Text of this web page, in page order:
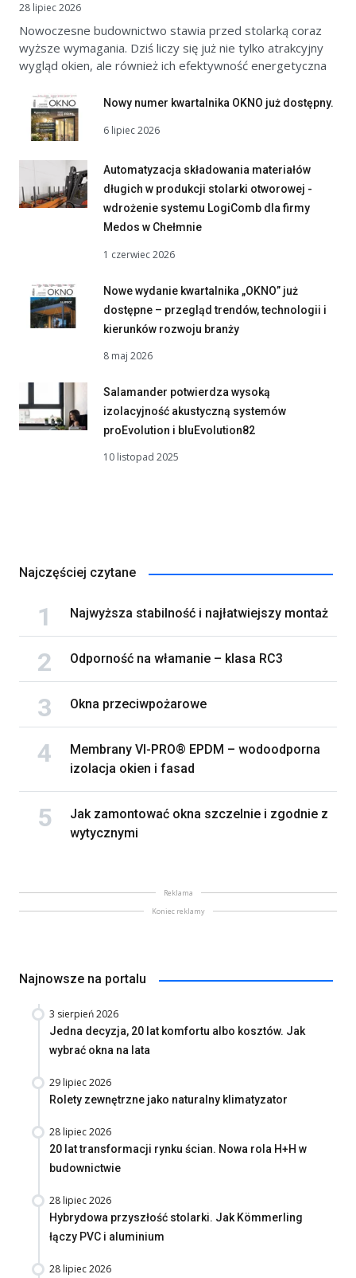
28 lipiec 2026
Nowoczesne budownictwo stawia przed stolarką coraz
wyższe wymagania. Dziś liczy się już nie tylko atrakcyjny
wygląd okien, ale również ich efektywność energetyczna
Nowy numer kwartalnika OKNO już dostępny.
6 lipiec 2026
Automatyzacja składowania materiałów
długich w produkcji stolarki otworowej -
wdrożenie systemu LogiComb dla firmy
Medos w Chełmnie
1 czerwiec 2026
Nowe wydanie kwartalnika „OKNO” już
dostępne – przegląd trendów, technologii i
kierunków rozwoju branży
8 maj 2026
Salamander potwierdza wysoką
izolacyjność akustyczną systemów
proEvolution i bluEvolution82
10 listopad 2025
Najczęściej czytane
Najwyższa stabilność i najłatwiejszy montaż
Odporność na włamanie – klasa RC3
Okna przeciwpożarowe
Membrany VI-PRO® EPDM – wodoodporna
izolacja okien i fasad
Jak zamontować okna szczelnie i zgodnie z
wytycznymi
Reklama
Koniec reklamy
Najnowsze na portalu
3 sierpień 2026
Jedna decyzja, 20 lat komfortu albo kosztów. Jak
wybrać okna na lata
29 lipiec 2026
Rolety zewnętrzne jako naturalny klimatyzator
28 lipiec 2026
20 lat transformacji rynku ścian. Nowa rola H+H w
budownictwie
28 lipiec 2026
Hybrydowa przyszłość stolarki. Jak Kömmerling
łączy PVC i aluminium
28 lipiec 2026